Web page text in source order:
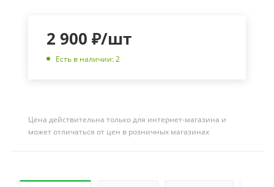
2 900 ₽/шт
Есть в наличии: 2
Цена действительна только для интернет-магазина и
может отличаться от цен в розничных магазинах